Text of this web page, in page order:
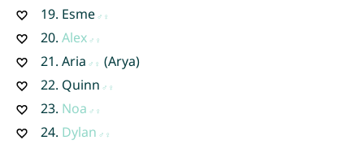
19. Esme
20. Alex
21. Aria
(Arya)
22. Quinn
23. Noa
24. Dylan